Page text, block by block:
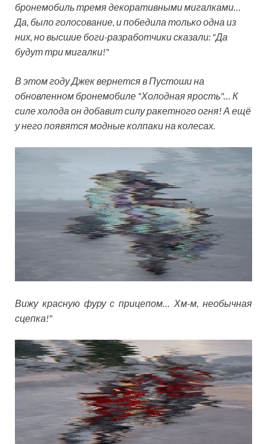
бронемобиль тремя декоративными мигалками…
Да, было голосование, и победила только одна из
них, но высшие боги-разработчики сказали: "Да
будут три мигалки!"
В этом году Джек вернется в Пустоши на
обновленном бронемобиле "Холодная ярость"… К
силе холода он добавит силу ракетного огня! А ещё
у него появятся модные колпаки на колесах.​
Вижу красную фуру с прицепом… Хм-м, необычная
сцепка!"